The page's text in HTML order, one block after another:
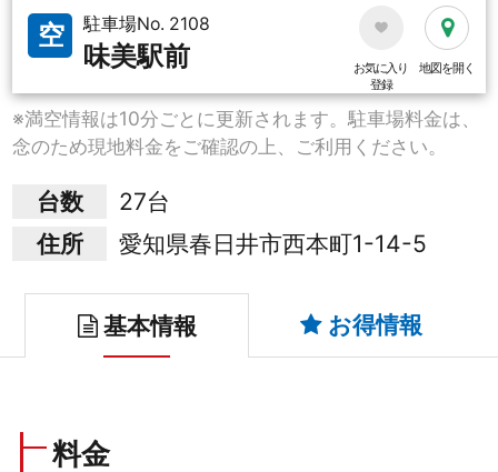
空 駐車場No. 2108
味美駅前
お気に入り
登録
地図を開く
※満空情報は10分ごとに更新されます。駐車場料金は、
念のため現地料金をご確認の上、ご利用ください。
台数
27台
住所
愛知県春日井市西本町1-14-5
基本情報 お得情報
料金